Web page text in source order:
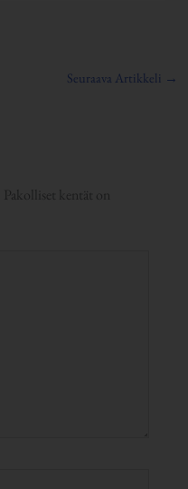
Seuraava Artikkeli →
Pakolliset kentät on